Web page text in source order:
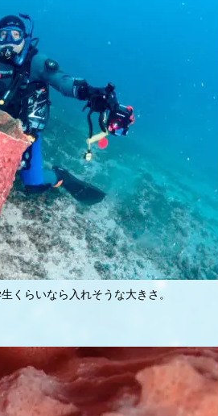
くらいなら入れそうな大きさ。